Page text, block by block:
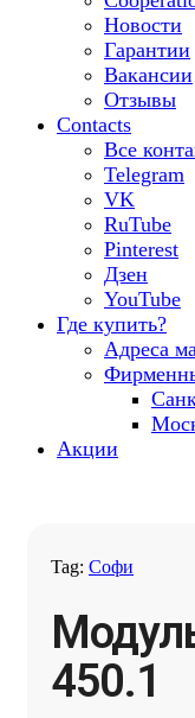
Новости
Гарантии
Вакансии
Отзывы
Contacts
Все
Telegram
VK
RuTube
Pinterest
Дзен
YouTube
Где купить?
Адреса
Акции
450.1
Tag: Софи